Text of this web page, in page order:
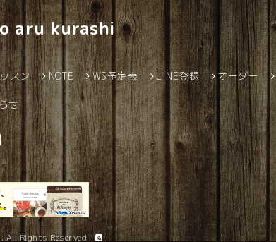
aru kurashi
スン NOTE WS予定表 LINE登録 オーダー
せ
. All Rights Reserved.